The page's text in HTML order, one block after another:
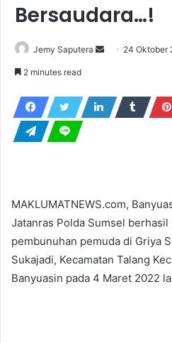
Bersaudara…!
Jemy Saputera
Send 24 Oktober
2 minutes read
MAKLUMATNEWS.com,
Jatanras Polda Sumsel
pembunuhan pemuda di Griya
Sukajadi, Kecamatan Talang
Banyuasin pada 4 Maret 2022